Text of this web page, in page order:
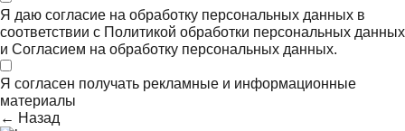
Я даю согласие на обработку персональных данных в
соответствии с Политикой обработки персональных данных
и Согласием на обработку персональных данных.
Я согласен получать рекламные и информационные
материалы
← Назад